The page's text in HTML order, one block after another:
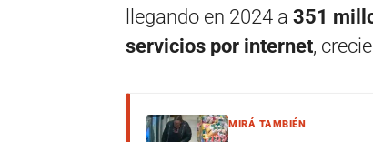
llegando en 2024 a 351
servicios por internet,
MIRÁ TAMBIÉN